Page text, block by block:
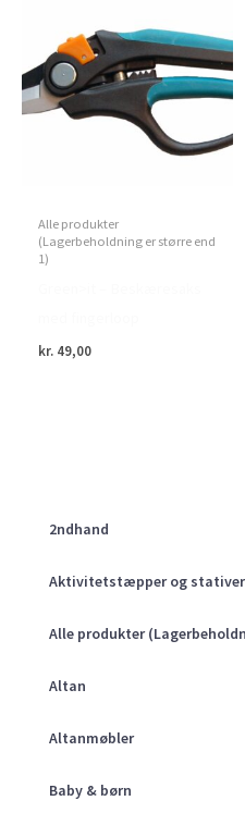
2ndhand
Aktivitetstæpper og stativer
Alle produkter
Altan
Altanmøbler
Baby & børn
Alle produkter
(Lagerbeholdning er større end
1)
kr. 49,00